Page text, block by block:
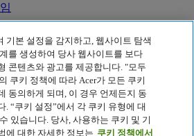
기본 설정을 감지하고, 웹사이트 탐색
를 생성하여 당사 웹사이트를 보다
콘텐츠와 광고를 제공합니다. "모두
쿠키 정책에 따라 Acer가 모든 쿠키
동의하게 되며, 이 경우 언제든지 동
. “쿠키 설정”에서 각 쿠키 유형에 대
있습니다. 당사, 사용하는 쿠키 및 기
에 대한 자세한 정보는 쿠키 정책에서